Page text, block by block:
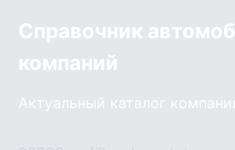
Справочник
компаний
Актуальный каталог